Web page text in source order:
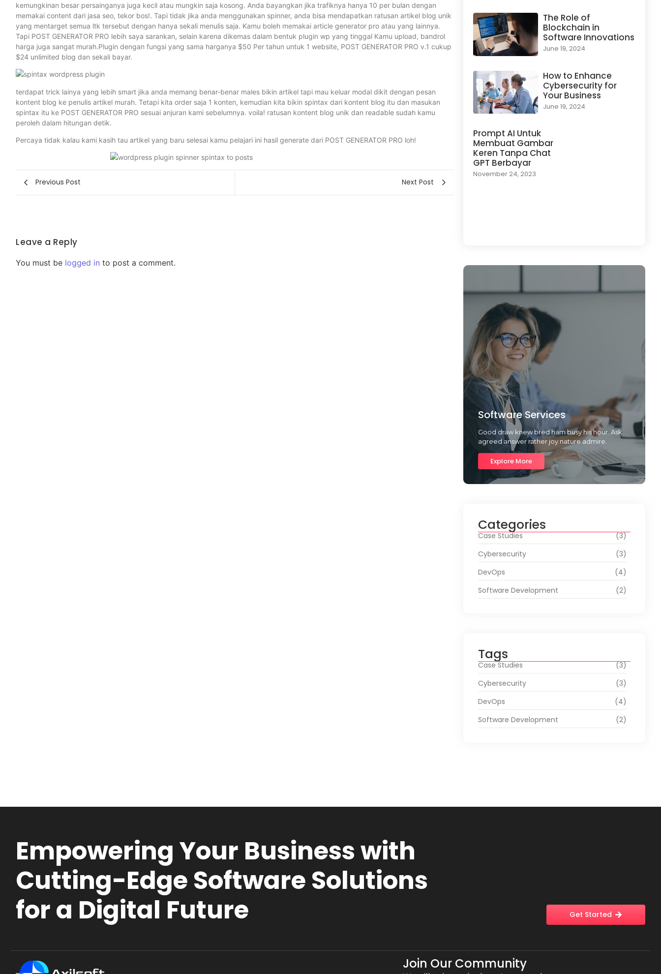
kemungkinan besar persainganya juga kecil atau mungkin saja kosong. Anda bayangkan jika trafiknya hanya 10 per bulan dengan
memakai content dari jasa seo, tekor bos!. Tapi tidak jika anda menggunakan spinner, anda bisa mendapatkan ratusan artikel blog unik
yang mentarget semua ltk tersebut dengan hanya sekali menulis saja. Kamu boleh memakai article generator pro atau yang lainnya.
Tapi POST GENERATOR PRO lebih saya sarankan, selain karena dikemas dalam bentuk plugin wp yang tinggal Kamu upload, bandrol
harga juga sangat murah.Plugin dengan fungsi yang sama harganya $50 Per tahun untuk 1 website, POST GENERATOR PRO v.1 cukup
$24 unlimited blog dan sekali bayar.
terdapat trick lainya yang lebih smart jika anda memang benar-benar males bikin artikel tapi mau keluar modal dikit dengan pesan
kontent blog ke penulis artikel murah. Tetapi kita order saja 1 konten, kemudian kita bikin spintax dari kontent blog itu dan masukan
spintax itu ke POST GENERATOR PRO sesuai anjuran kami sebelumnya. voila! ratusan kontent blog unik dan readable sudah kamu
peroleh dalam hitungan detik.
Percaya tidak kalau kami kasih tau artikel yang baru selesai kamu pelajari ini hasil generate dari POST GENERATOR PRO loh!
Previous Post Next Post
Leave a Reply
You must be logged in to post a comment.
The Role of
Blockchain in
Software Innovations
June 19, 2024
How to Enhance
Cybersecurity for
Your Business
June 19, 2024
Prompt AI Untuk
Membuat Gambar
Keren Tanpa Chat
GPT Berbayar
November 24, 2023
Software Services
Good draw knew bred ham busy his hour. Ask
agreed answer rather joy nature admire.
Explore More
Categories
Case Studies
(3)
Cybersecurity
(3)
DevOps
(4)
Software Development
(2)
Tags
Case Studies
(3)
Cybersecurity
(3)
DevOps
(4)
Software Development
(2)
Empowering Your Business with
Cutting-Edge Software Solutions
for a Digital Future
Get Started
Join Our Community